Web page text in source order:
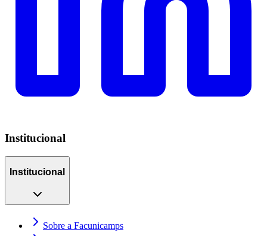
Institucional
Institucional
Sobre a Facunicamps